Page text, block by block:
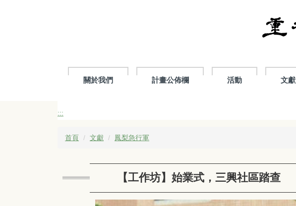
關於我們 計畫公佈欄 活動 文獻
:::
首頁 文獻 鳳梨急行軍
【工作坊】始業式，三興社區踏查